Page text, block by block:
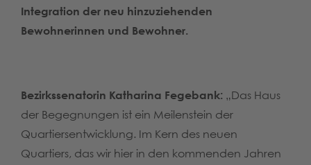
Integration der neu hinzuziehenden
Bewohnerinnen und Bewohner.
Bezirkssenatorin Katharina Fegebank: „Das Haus
der Begegnungen ist ein Meilenstein der
Quartiersentwicklung. Im Kern des neuen
Quartiers, das wir hier in den kommenden Jahren